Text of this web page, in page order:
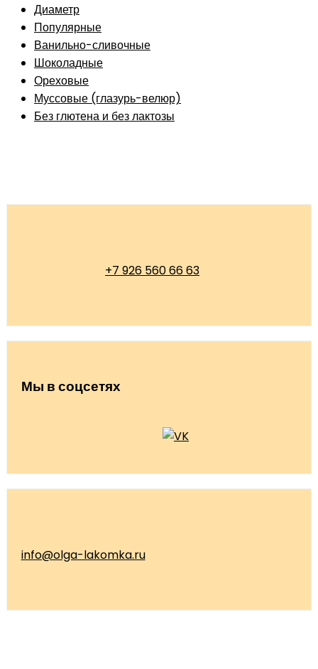
Диаметр
Популярные
Ванильно-сливочные
Шоколадные
Ореховые
Муссовые (глазурь-велюр)
Без глютена и без лактозы
+7 926 560 66 63
Мы в соцсетях
info@olga-lakomka.ru